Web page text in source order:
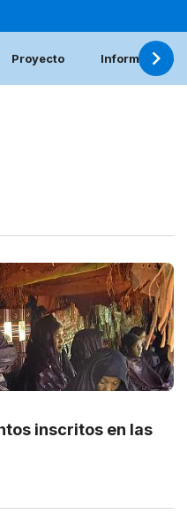
Proyecto Informe
inscritos en las